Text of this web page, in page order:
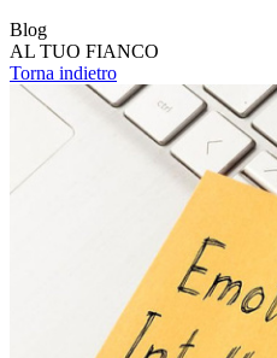
Blog
AL TUO FIANCO
Torna indietro